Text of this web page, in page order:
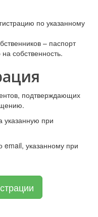
по указанному
– паспорт
собственность.
подтверждающих
указанную при
email, указанному при